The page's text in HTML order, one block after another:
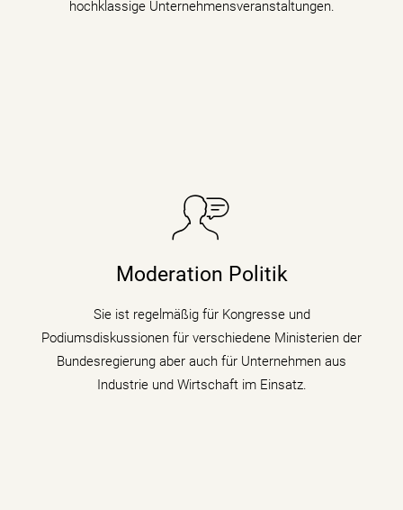
hochklassige Unternehmensveranstaltungen.
Moderation Politik
Sie ist regelmäßig für Kongresse und
Podiumsdiskussionen für verschiedene Ministerien der
Bundesregierung aber auch für Unternehmen aus
Industrie und Wirtschaft im Einsatz.
Sie taucht in Podiumsdiskussionen, Symposien und
Moderatorin die digitale Transformation indem sie den
mehr erfahren